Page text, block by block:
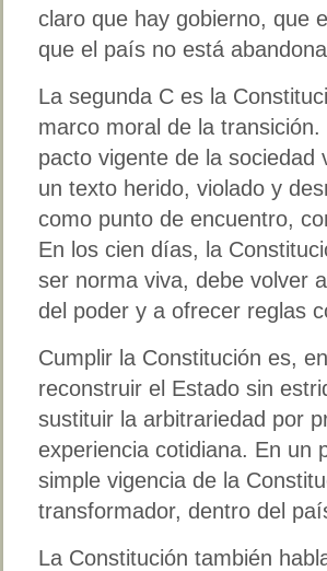
claro que hay gobierno, que
que el país no está
La segunda C es la
marco moral de la
pacto vigente de la
un texto herido, violado y
como punto de encuentro,
En los cien días, la
ser norma viva, debe volver
del poder y a ofrecer reglas
Cumplir la Constitución es,
reconstruir el Estado sin
sustituir la arbitrariedad por
experiencia cotidiana. En un
simple vigencia de la
transformador, dentro del
La Constitución también